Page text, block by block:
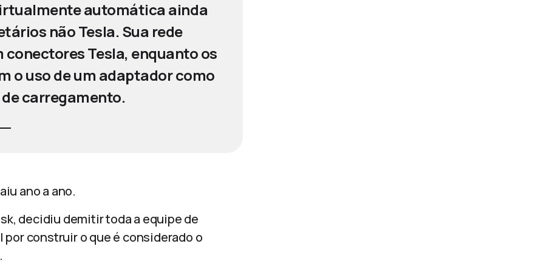
automática ainda
não Tesla. Sua rede
Tesla, enquanto os
o uso de um adaptador como
carregamento.
ano a ano.
decidiu demitir toda a equipe de
construir o que é considerado o